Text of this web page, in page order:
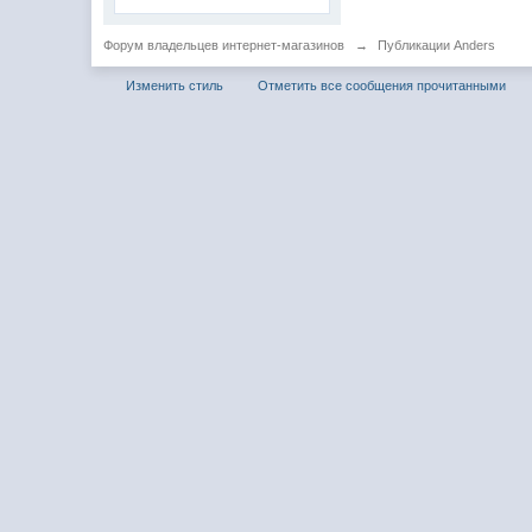
Форум владельцев интернет-магазинов → Публикации Anders
Изменить стиль Отметить все сообщения прочитанными